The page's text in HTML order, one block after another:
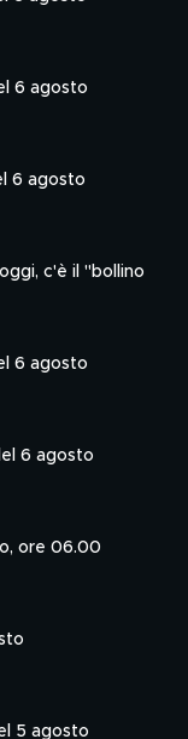
6 agosto
6 agosto
c'è il "bollino
6 agosto
6 agosto
ore 06.00
5 agosto